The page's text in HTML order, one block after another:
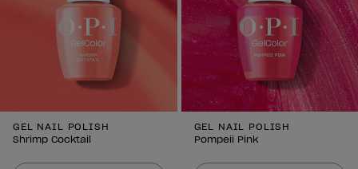
GEL NAIL POLISH
Shrimp Cocktail
GEL NAIL POLISH
Pompeii Pink